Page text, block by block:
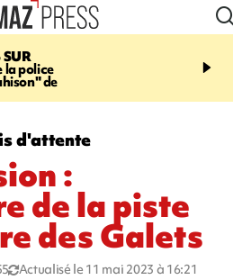
la police
de
12:19
grièvement blessé à
d'attente
:
de la piste
des Galets
Actualisé le 11 mai 2023 à 16:21